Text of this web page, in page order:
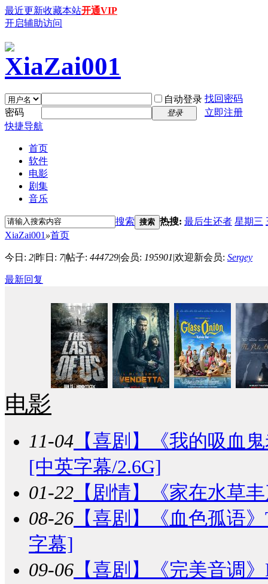
最近更新收藏本站开通VIP
开启辅助访问
自动登录 找回密码
密码
登录
立即注册
快捷导航
首页
软件
电影
剧集
音乐
搜索 搜索 热搜: 最后生还者 星期三
XiaZai001 »首页
今日: 2|昨日: 7|帖子: 444729|会员: 195901|欢迎新会员: Sergey
最新回复
电影
11-04 【喜剧】
《我的吸血
[中英字幕/2.6G]
01-22 【剧情】
《家在水草
08-26 【喜剧】
《血色孤语
字幕]
09-06 【喜剧】
《完美音调